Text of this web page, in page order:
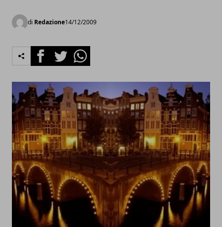
di Redazione14/12/2009
FacebookTwitterWhatsapp